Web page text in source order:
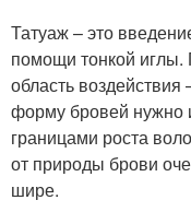
Татуаж – это
помощи тонкой
область
форму бровей нужно
границами роста
от природы брови
шире.